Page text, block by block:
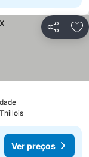
Partilhar
Ver preços